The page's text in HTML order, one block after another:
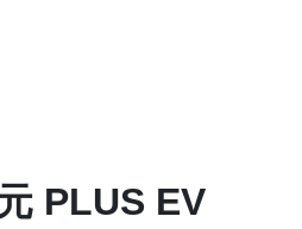
PLUS EV